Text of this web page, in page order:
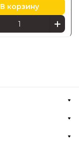
В корзину